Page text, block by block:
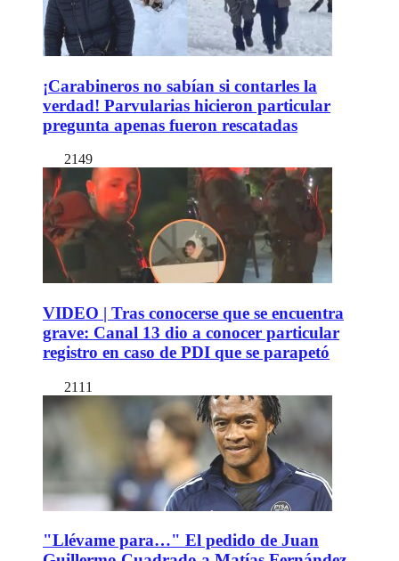
¡Carabineros no sabían si contarles la
verdad! Parvularias hicieron particular
pregunta apenas fueron rescatadas
2149
VIDEO | Tras conocerse que se encuentra
grave: Canal 13 dio a conocer particular
registro en caso de PDI que se parapetó
2111
"Llévame para…" El pedido de Juan